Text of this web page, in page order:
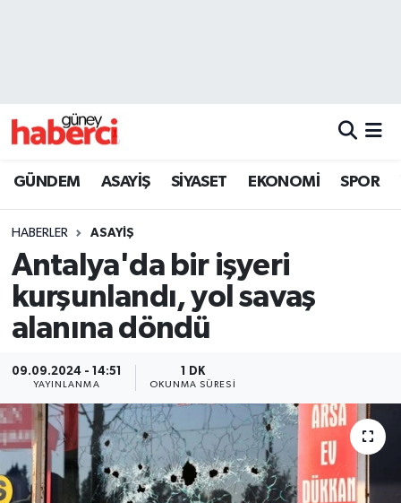
GÜNDEM ASAYİŞ SİYASET EKONOMİ SPOR
HABERLER ASAYİŞ
Antalya'da bir işyeri
kurşunlandı, yol savaş
alanına döndü
09.09.2024 - 14:51
YAYINLANMA
1 DK
OKUNMA SÜRESI
Beyoğlu Trafik Yoğunluk Haritası
Son Dakika Haberleri
Haber Arşivi